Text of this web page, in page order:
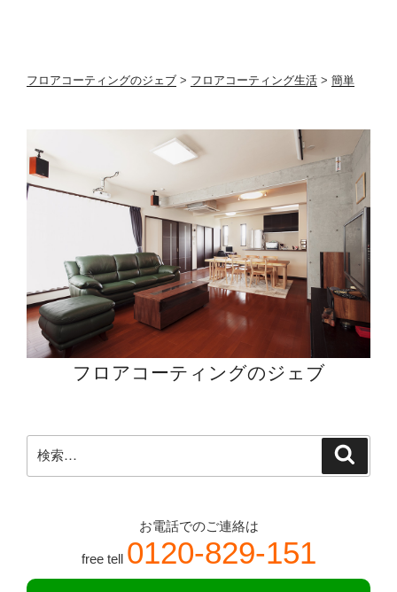
ー
グ
で
掃
単
に
り
フロアコーティングのジェブ > フロアコーティング生活 > 簡単
フロアコーティングのジェブ
索:
お電話でのご連絡は
free tell 0120-829-151